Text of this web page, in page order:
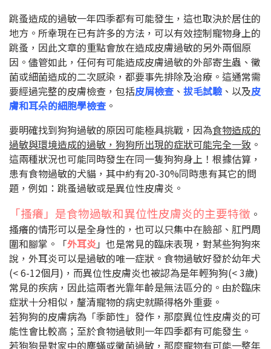
跳蚤造成的過敏一年四季都有可能發生，這也取決於居住的
地方。所幸現在已有許多的方法，可以有效控制寵物身上的
跳蚤，因此文章的重點會放在造成皮膚過敏的另外兩個原
因。儘管如此，任何有可能造成皮膚過敏的外部寄生蟲、黴
菌或細菌造成的二次感染，都要事先排除及治療。這通常需
要經過完整的皮膚檢查，包括皮屑檢查 、 拔毛試驗、以及皮
膚和耳朵的細胞學檢查 。
要明確找到狗狗過敏的原因可能極具挑戰，因為食物造成的
過敏與環境造成的過敏，狗狗所出現的症狀可能完全一致 。
這兩種狀況也可能同時發生在同一隻狗狗身上！根據估算，
患有食物過敏的犬貓，其中約有20-30%同時患有其它的問
題，例如：跳蚤過敏或是異位性皮膚炎。
「搔癢」是食物過敏和異位性皮膚炎的主要特徵 。
搔癢的情形可以是全身性的，也可以只集中在臉部、肛門周
圍和腳掌。「外耳炎」也是常見的臨床表現，對某些狗狗來
說，外耳炎可以是過敏的唯一症狀。食物過敏好發於幼年犬
(< 6-12個月) ，而異位性皮膚炎也被認為是年輕狗狗(< 3歲)
常見的疾病，因此這兩者光靠年齡是無法區分的。由於臨床
症狀十分相似，釐清寵物的病史就顯得格外重要。
若狗狗的皮膚病為「季節性」發作，那麼異位性皮膚炎的可
能性會比較高；至於食物過敏則一年四季都有可能發生。
若狗狗是對家中的塵蟎或黴菌過敏，那麼寵物有可能一整年